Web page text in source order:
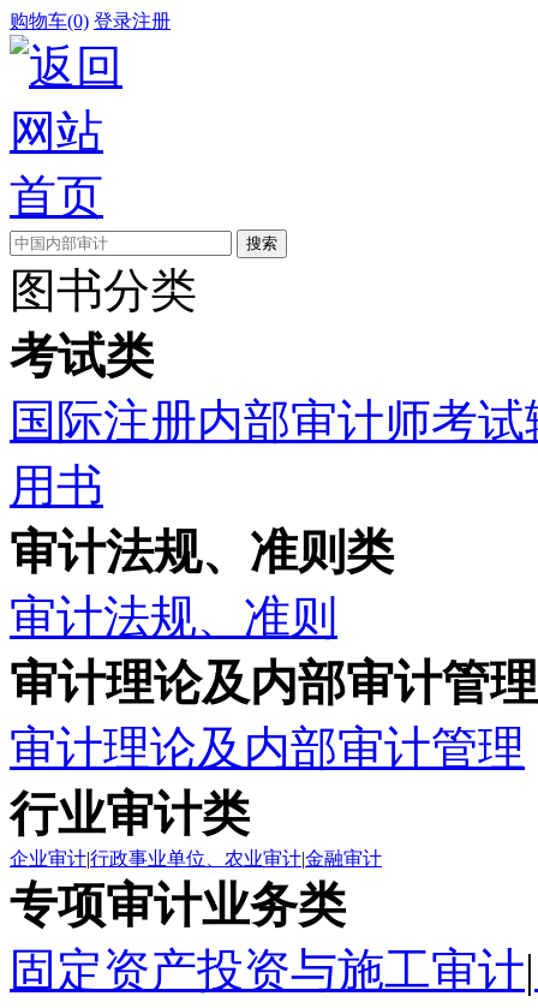
购物车(0) 登录注册
图书分类
考试类
国际注册内部审计师考
用书
审计法规、准则类
审计法规、准则
审计理论及内部审计管
审计理论及内部审计管理
行业审计类
企业审计|行政事业单位、农业审计|金融审计
专项审计业务类
固定资产投资与施工审计|